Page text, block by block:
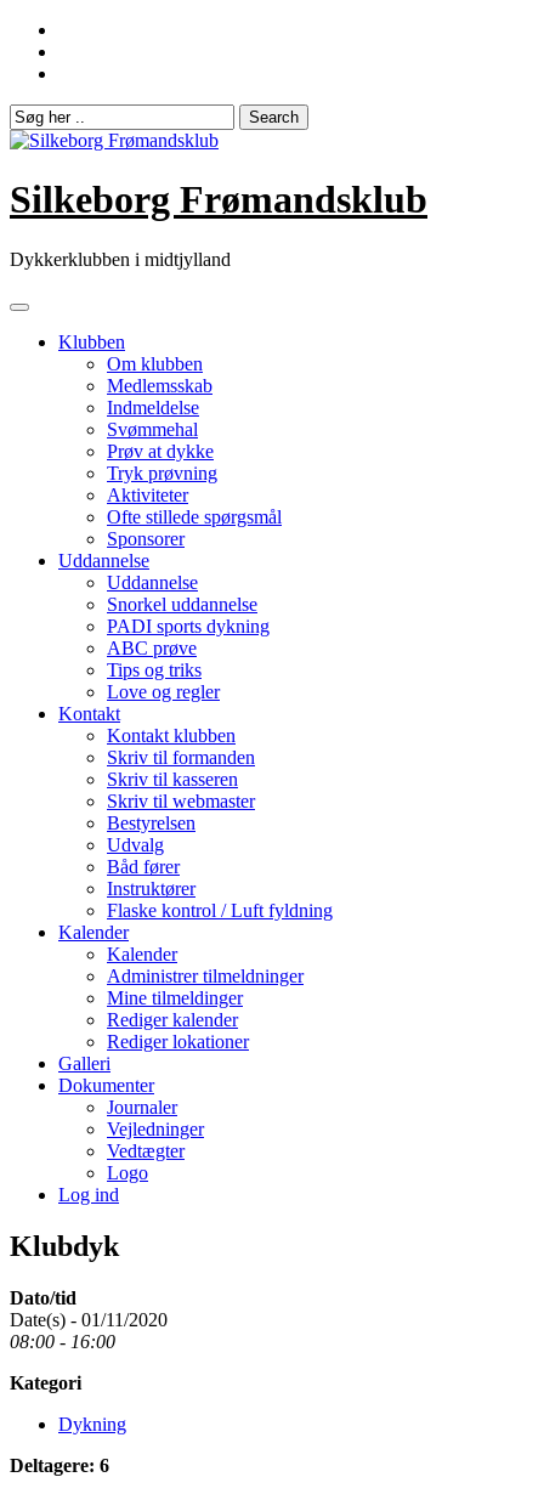
Skip
content
Silkeborg Frømandsklub
Dykkerklubben i midtjylland
Klubben
Om klubben
Medlemsskab
Indmeldelse
Svømmehal
Prøv at dykke
Tryk prøvning
Aktiviteter
Ofte stillede spørgsmål
Sponsorer
Uddannelse
Uddannelse
Snorkel uddannelse
PADI sports dykning
ABC prøve
Tips og triks
Love og regler
Kontakt
Kontakt klubben
Skriv til formanden
Skriv til kasseren
Skriv til webmaster
Bestyrelsen
Udvalg
Båd fører
Instruktører
Flaske kontrol / Luft fyldning
Kalender
Kalender
Administrer tilmeldninger
Mine tilmeldinger
Rediger kalender
Rediger lokationer
Galleri
Dokumenter
Journaler
Vejledninger
Vedtægter
Logo
Log ind
Klubdyk
Dato/tid
Date(s) - 01/11/2020
08:00 - 16:00
Kategori
Dykning
Deltagere: 6